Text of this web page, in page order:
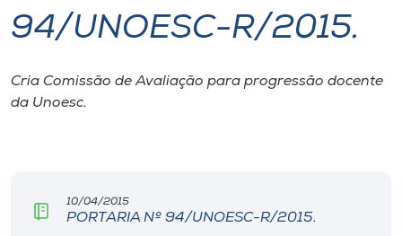
I.nova
Diplomados
CPA
94/UNOESC-R/2015.
Cria Comissão de Avaliação para progressão docente
da Unoesc.
10/04/2015
PORTARIA Nº 94/UNOESC-R/2015.